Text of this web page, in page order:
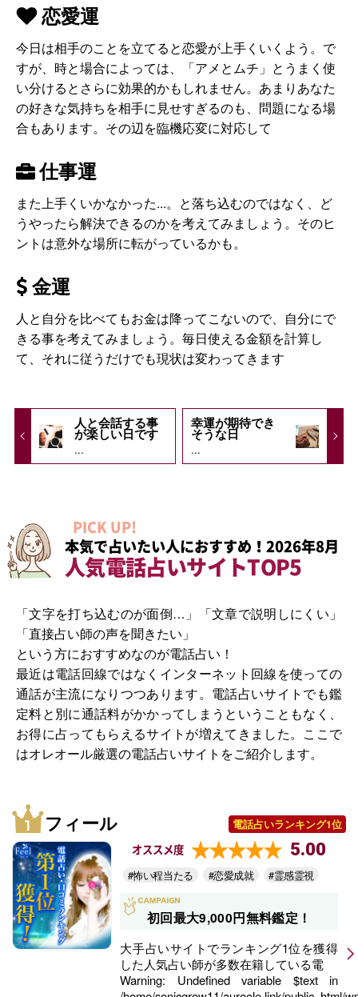
恋愛運
今日は相手のことを立てると恋愛が上手くいくよう。で
すが、時と場合によっては、「アメとムチ」とうまく使
い分けるとさらに効果的かもしれません。あまりあなた
の好きな気持ちを相手に見せすぎるのも、問題になる場
合もあります。その辺を臨機応変に対応して
仕事運
また上手くいかなかった...。と落ち込むのではなく、ど
うやったら解決できるのかを考えてみましょう。そのヒ
ントは意外な場所に転がっているかも。
金運
人と自分を比べてもお金は降ってこないので、自分にで
きる事を考えてみましょう。毎日使える金額を計算し
て、それに従うだけでも現状は変わってきます
人と会話する事
が楽しい日です
...
幸運が期待でき
そうな日
...
PICK UP!
本気で占いたい人におすすめ！2026年8月
人気電話占いサイトTOP5
「文字を打ち込むのが面倒…」「文章で説明しにくい」
「直接占い師の声を聞きたい」
という方におすすめなのが電話占い！
最近は電話回線ではなくインターネット回線を使っての
通話が主流になりつつあります。電話占いサイトでも鑑
定料と別に通話料がかかってしまうということもなく、
お得に占ってもらえるサイトが増えてきました。ここで
はオレオール厳選の電話占いサイトをご紹介します。
フィール 電話占いランキング1位
オススメ度 5.00
#怖い程当たる #恋愛成就 #霊感霊視
初回最大9,000円無料鑑定！
大手占いサイトでランキング1位を獲得
した人気占い師が多数在籍している電
Warning: Undefined variable $text in